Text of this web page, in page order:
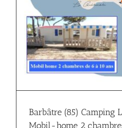
Barbâtre (85) Camping
Mobil-home 2